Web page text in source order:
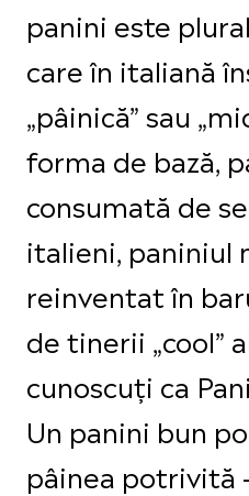
panini este
care în italiană
„pâinică” sau
forma de bază,
consumată de
italieni, paniniul
reinventat în
de tinerii „cool”
cunoscuți ca
Un panini bun
pâinea potrivită